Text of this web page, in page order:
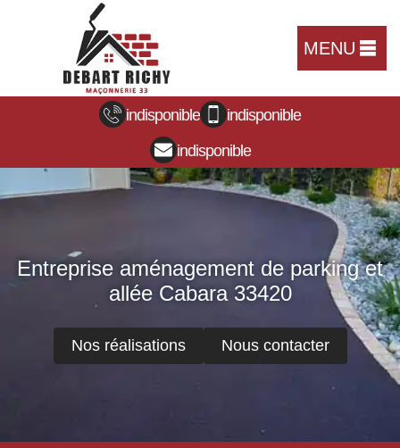
MENU
indisponible
indisponible
indisponible
Entreprise aménagement de parking et
allée Cabara 33420
Nos réalisations Nous contacter